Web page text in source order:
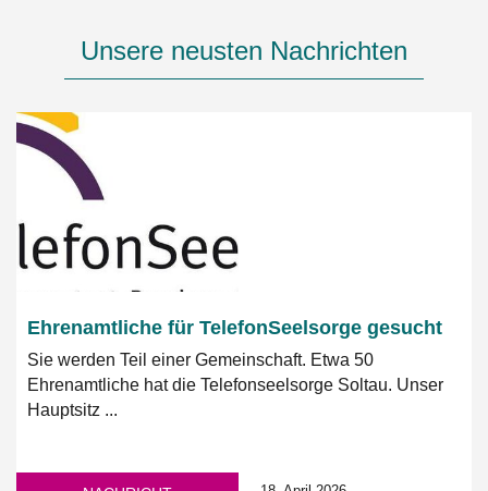
Unsere neusten Nachrichten
Ehrenamtliche für TelefonSeelsorge gesucht
Sie werden Teil einer Gemeinschaft. Etwa 50
Ehrenamtliche hat die Telefonseelsorge Soltau. Unser
Hauptsitz ...